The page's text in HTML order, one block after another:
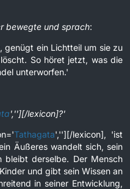
bewegte und sprach:
genügt ein Lichtteil um sie zu
So höret jetzt, was die
unterworfen.'
',''][/lexicon]?'
Tathagata',''][/lexicon], 'ist
Äußeres wandelt sich, sein
bleibt derselbe. Der Mensch
und gibt sein Wissen an
in seiner Entwicklung,